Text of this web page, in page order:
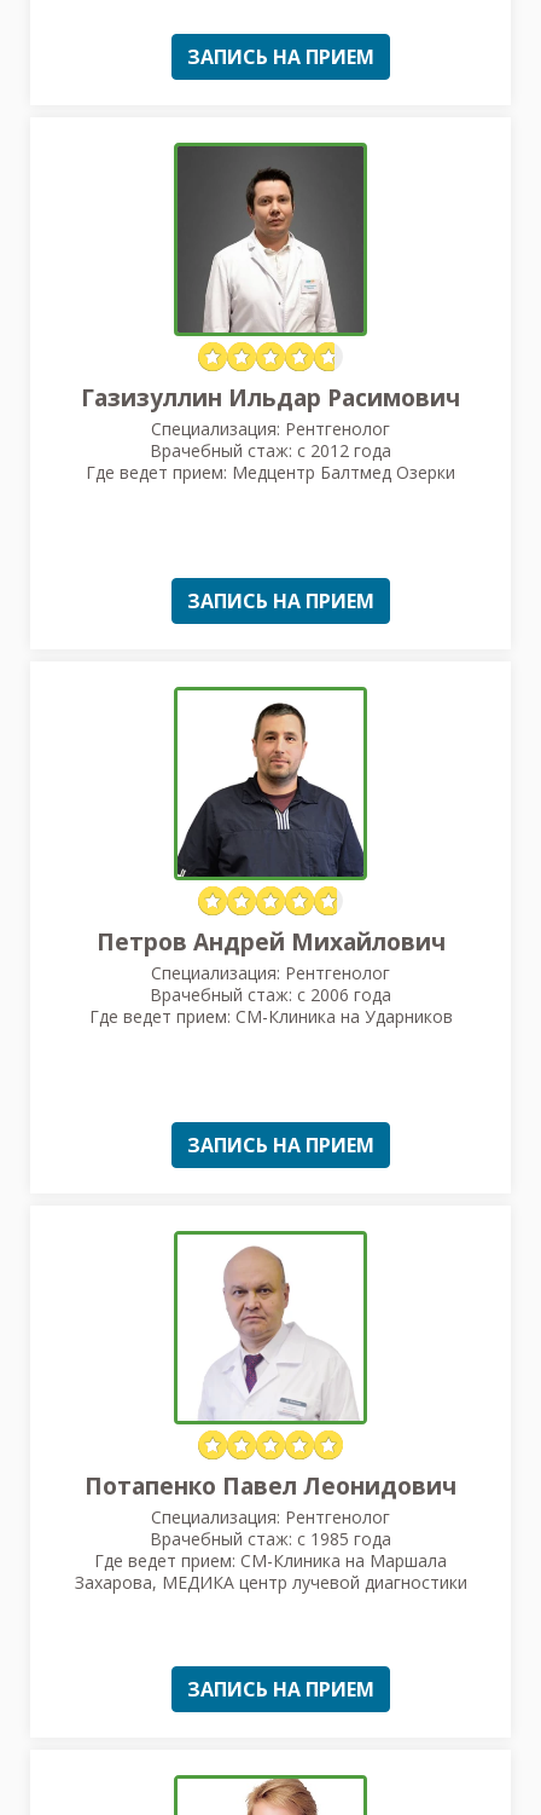
ЗАПИСЬ НА ПРИЕМ
Газизуллин Ильдар Расимович
Специализация: Рентгенолог
Врачебный стаж: с 2012 года
Где ведет прием: Медцентр Балтмед Озерки
ЗАПИСЬ НА ПРИЕМ
Петров Андрей Михайлович
Специализация: Рентгенолог
Врачебный стаж: с 2006 года
Где ведет прием: СМ-Клиника на Ударников
ЗАПИСЬ НА ПРИЕМ
Потапенко Павел Леонидович
Специализация: Рентгенолог
Врачебный стаж: с 1985 года
Где ведет прием: СМ-Клиника на Маршала
Захарова, МЕДИКА центр лучевой диагностики
ЗАПИСЬ НА ПРИЕМ